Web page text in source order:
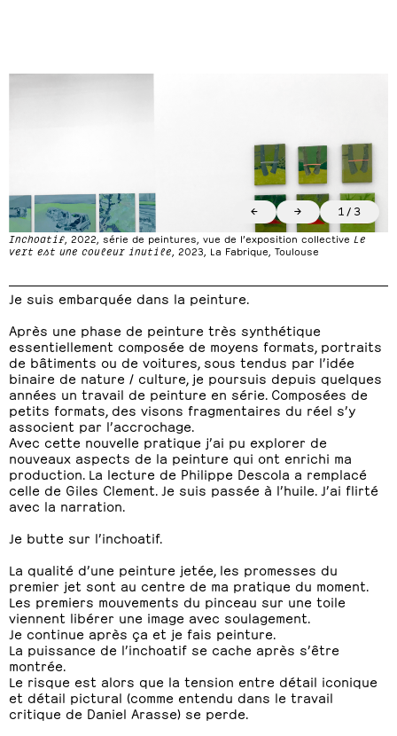
Je suis embarquée dans la peinture.
Après une phase de peinture très synthétique
essentiellement composée de moyens formats, portraits
de bâtiments ou de voitures, sous tendus par l’idée
binaire de nature / culture, je poursuis depuis quelques
années un travail de peinture en série. Composées de
petits formats, des visons fragmentaires du réel s’y
associent par l’accrochage.
Avec cette nouvelle pratique j’ai pu explorer de
nouveaux aspects de la peinture qui ont enrichi ma
production. La lecture de Philippe Descola a remplacé
celle de Giles Clement. Je suis passée à l’huile. J’ai flirté
avec la narration.
Je butte sur l’inchoatif.
La qualité d’une peinture jetée, les promesses du
premier jet sont au centre de ma pratique du moment.
Les premiers mouvements du pinceau sur une toile
viennent libérer une image avec soulagement.
Je continue après ça et je fais peinture.
La puissance de l’inchoatif se cache après s’être
montrée.
Le risque est alors que la tension entre détail iconique
et détail pictural (comme entendu dans le travail
critique de Daniel Arasse) se perde.
← → 1 / 3
Inchoatif , 2022, série de peintures, vue de l’exposition collective Le
vert est une couleur inutile , 2023, La Fabrique, Toulouse